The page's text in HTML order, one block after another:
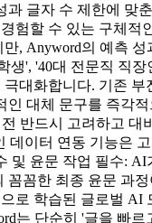
과 글자 수 제한에 맞
험할 수 있는 구체
, Anyword의 예측
생', '40대 전문직 직
대화합니다. 기존
인 대체 문구를 즉각
반드시 고려하고
이터 연동 기능은
및 윤문 작업 필수:
꼼한 최종 윤문 과
로 학습된 글로벌
는 단순히 '글을 빠